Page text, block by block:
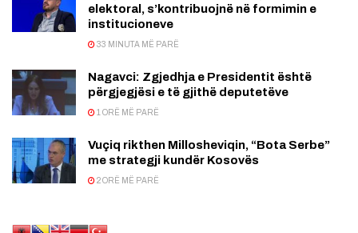
elektoral, s’kontribuojnë në formimin e
institucioneve
33 MINUTA MË PARË
Nagavci: Zgjedhja e Presidentit është
përgjegjësi e të gjithë deputetëve
1 ORË MË PARË
Vuçiq rikthen Millosheviqin, “Bota Serbe”
me strategji kundër Kosovës
2 ORË MË PARË